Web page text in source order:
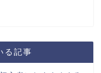
る記事